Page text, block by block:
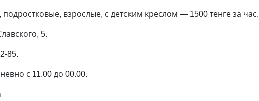
взрослые, с детским креслом — 1500 тенге за час.
5.
85.
с 11.00 до 00.00.